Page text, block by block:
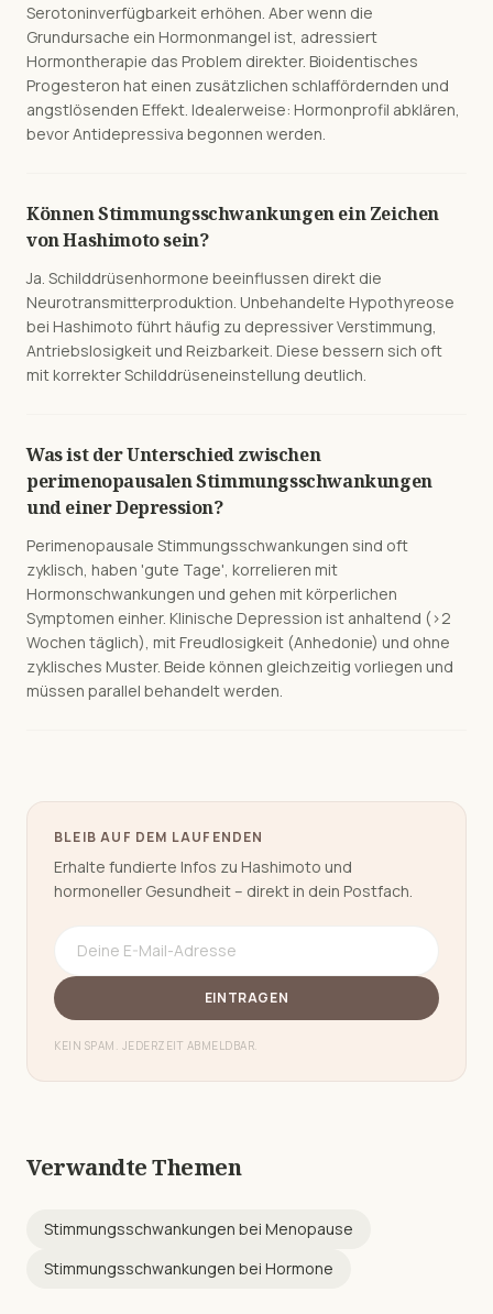
Serotoninverfügbarkeit erhöhen. Aber wenn die
Grundursache ein Hormonmangel ist, adressiert
Hormontherapie das Problem direkter. Bioidentisches
Progesteron hat einen zusätzlichen schlaffördernden und
angstlösenden Effekt. Idealerweise: Hormonprofil abklären,
bevor Antidepressiva begonnen werden.
Können Stimmungsschwankungen ein Zeichen
von Hashimoto sein?
Ja. Schilddrüsenhormone beeinflussen direkt die
Neurotransmitterproduktion. Unbehandelte Hypothyreose
bei Hashimoto führt häufig zu depressiver Verstimmung,
Antriebslosigkeit und Reizbarkeit. Diese bessern sich oft
mit korrekter Schilddrüseneinstellung deutlich.
Was ist der Unterschied zwischen
perimenopausalen Stimmungsschwankungen
und einer Depression?
Perimenopausale Stimmungsschwankungen sind oft
zyklisch, haben 'gute Tage', korrelieren mit
Hormonschwankungen und gehen mit körperlichen
Symptomen einher. Klinische Depression ist anhaltend (>2
Wochen täglich), mit Freudlosigkeit (Anhedonie) und ohne
zyklisches Muster. Beide können gleichzeitig vorliegen und
müssen parallel behandelt werden.
BLEIB AUF DEM LAUFENDEN
Erhalte fundierte Infos zu Hashimoto und
hormoneller Gesundheit – direkt in dein Postfach.
EINTRAGEN
KEIN SPAM. JEDERZEIT ABMELDBAR.
Verwandte Themen
Stimmungsschwankungen bei Menopause
Stimmungsschwankungen bei Hormone